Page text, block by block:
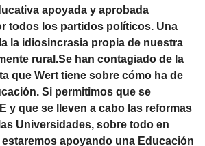
apoyada y aprobada
todos los partidos políticos. Una
la idiosincrasia propia de nuestra
rural.Se han contagiado de la
que Wert tiene sobre cómo ha de
Si permitimos que se
y que se lleven a cabo las reformas
Universidades, sobre todo en
estaremos apoyando una Educación